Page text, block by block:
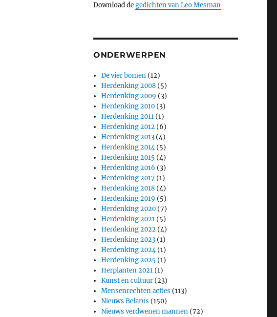
Download degedichten van Leo Mesman
ONDERWERPEN
De vier bomen (12)
Herdenking 2008 (5)
Herdenking 2009 (3)
Herdenking 2010 (3)
Herdenking 2011 (1)
Herdenking 2012 (6)
Herdenking 2013 (4)
Herdenking 2014(5)
Herdenking 2015 (4)
Herdenking 2016 (3)
Herdenking 2017 (1)
Herdenking 2018 (4)
Herdenking 2019 (5)
Herdenking 2020 (7)
Herdenking 2021 (5)
Herdenking 2022 (4)
Herdenking 2023 (1)
Herdenking 2024(1)
Herdenking 2025 (1)
Herplanten 2021 (1)
Kunst en cultuur (23)
Mensenrechten acties (113)
Nieuws Belarus (150)
Nieuws verdwenen mannen (72)